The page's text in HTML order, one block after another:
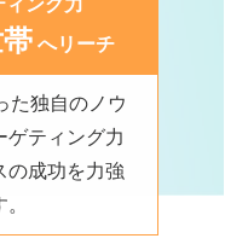
ィング力
へリーチ
た独自のノウ
ゲティング力
の成功を力強